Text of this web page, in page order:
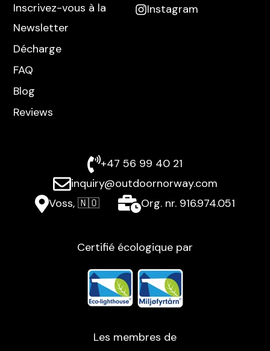
Inscrivez-vous à la
Newsletter
Décharge
FAQ
Blog
Reviews
Instagram
+47 56 99 40 21
inquiry@outdoornorway.com
Voss, 🇳🇴
Org. nr. 916.974.051
Certifié écologique par
Les membres de